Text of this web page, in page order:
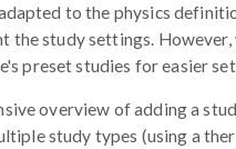
to the physics
the study settings.
preset studies for easier
overview of adding a
study types (using a